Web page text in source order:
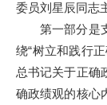
委员刘星辰同志
第一部分是
绕“树立和践行
总书记关于正确
确政绩观的核心